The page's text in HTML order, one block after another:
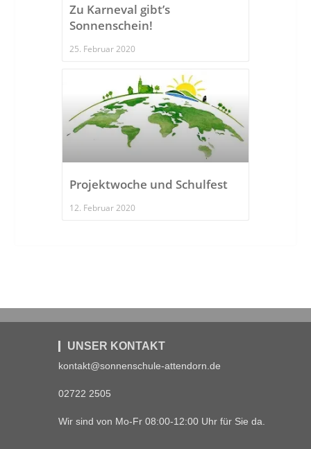
Zu Karneval gibt’s
Sonnenschein!
25. Februar 2020
Projektwoche und Schulfest
12. Februar 2020
UNSER KONTAKT
kontakt@sonnenschule-attendorn.de
02722 2505
Wir sind von Mo-Fr 08:00-12:00 Uhr für Sie da.